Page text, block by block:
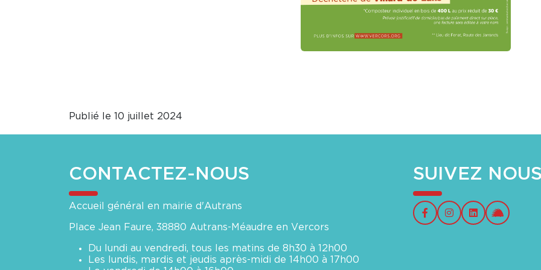
Publié le 10 juillet 2024
CONTACTEZ-NOUS
Accueil général en mairie d'Autrans
Place Jean Faure, 38880 Autrans-Méaudre en Vercors
Du lundi au vendredi, tous les matins de 8h30 à 12h00
Les lundis, mardis et jeudis après-midi de 14h00 à 17h00
SUIVEZ